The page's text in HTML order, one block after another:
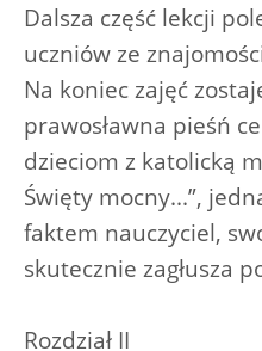
Dalsza część lekcji
uczniów ze
Na koniec zajęć
prawosławna pieśń
dzieciom z katolicką
Święty mocny...”,
faktem nauczyciel,
skutecznie zagłusza
Rozdział II